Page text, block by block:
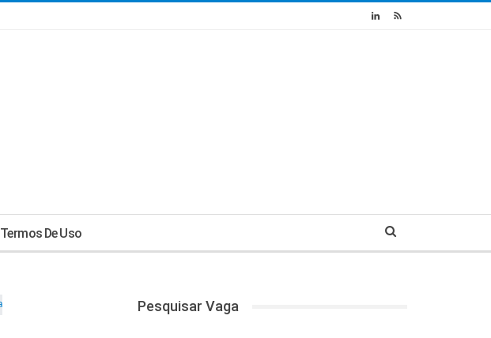
Termos De Uso
Pesquisar Vaga